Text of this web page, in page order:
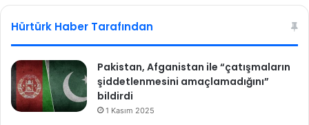
n
n
a
t
e
k
n
sit bo
Hürtürk Haber Tarafından
Pakistan, Afganistan ile “çatışmaların
şiddetlenmesini amaçlamadığını”
bildirdi
1 Kasım 2025